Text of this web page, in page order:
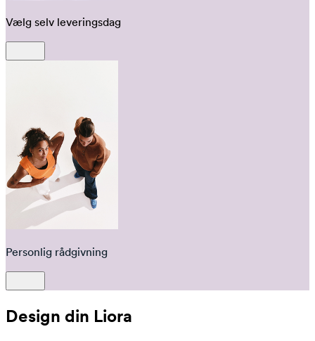
Vælg selv leveringsdag
Personlig rådgivning
Design din Liora